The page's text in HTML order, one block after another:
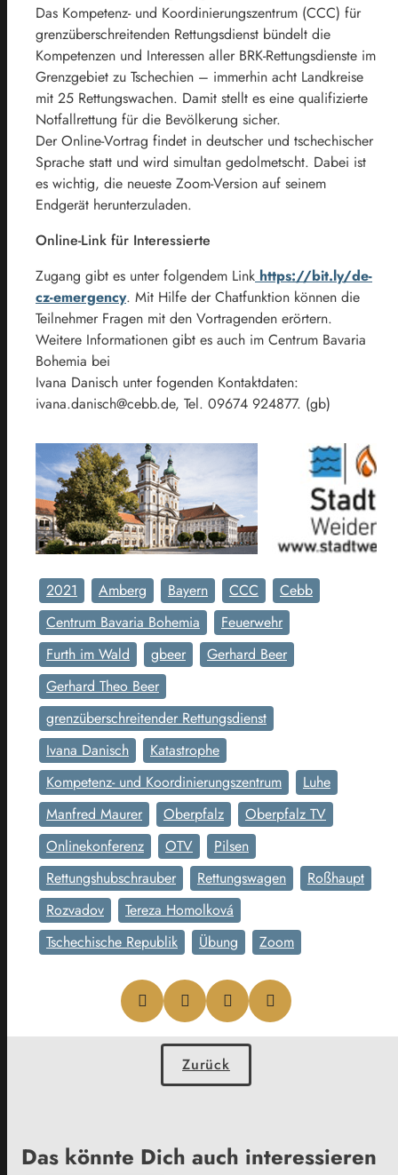
Das Kompetenz- und Koordinierungszentrum (CCC) für
grenzüberschreitenden Rettungsdienst bündelt die
Kompetenzen und Interessen aller BRK-Rettungsdienste im
Grenzgebiet zu Tschechien – immerhin acht Landkreise
mit 25 Rettungswachen. Damit stellt es eine qualifizierte
Notfallrettung für die Bevölkerung sicher.
Der Online-Vortrag findet in deutscher und tschechischer
Sprache statt und wird simultan gedolmetscht. Dabei ist
es wichtig, die neueste Zoom-Version auf seinem
Endgerät herunterzuladen.
Online-Link für Interessierte
Zugang gibt es unter folgendem Link https://bit.ly/de-
cz-emergency. Mit Hilfe der Chatfunktion können die
Teilnehmer Fragen mit den Vortragenden erörtern.
Weitere Informationen gibt es auch im Centrum Bavaria
Bohemia bei
Ivana Danisch unter fogenden Kontaktdaten:
ivana.danisch@cebb.de, Tel. 09674 924877. (gb)
2021 Amberg Bayern CCC
Cebb
Centrum Bavaria Bohemia
Feuerwehr
Furth im Wald
gbeer
Gerhard Beer
Gerhard Theo Beer
grenzüberschreitender Rettungsdienst
Ivana Danisch
Katastrophe
Kompetenz- und Koordinierungszentrum
Luhe
Manfred Maurer
Oberpfalz
Oberpfalz TV
Onlinekonferenz
OTV
Pilsen
Rettungshubschrauber
Rettungswagen
Roßhaupt
Rozvadov
Tereza Homolková
Tschechische Republik
Übung Zoom
Zurück
Das könnte Dich auch interessieren